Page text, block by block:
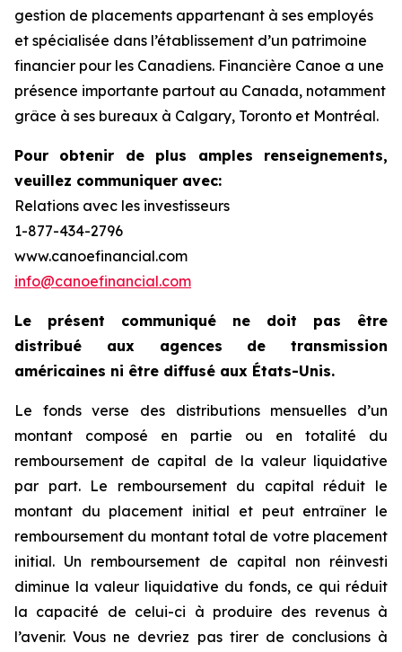
gestion de placements appartenant à ses employés
et spécialisée dans l’établissement d’un patrimoine
financier pour les Canadiens. Financière Canoe a une
présence importante partout au Canada, notamment
grâce à ses bureaux à Calgary, Toronto et Montréal.
Pour obtenir de plus amples renseignements,
veuillez communiquer avec:
Relations avec les investisseurs
1-877-434-2796
www.canoefinancial.com
info@canoefinancial.com
Le présent communiqué ne doit pas être
distribué aux agences de transmission
américaines ni être diffusé aux États-Unis.
Le fonds verse des distributions mensuelles d’un
montant composé en partie ou en totalité du
remboursement de capital de la valeur liquidative
par part. Le remboursement du capital réduit le
montant du placement initial et peut entraîner le
remboursement du montant total de votre placement
initial. Un remboursement de capital non réinvesti
diminue la valeur liquidative du fonds, ce qui réduit
la capacité de celui-ci à produire des revenus à
l’avenir. Vous ne devriez pas tirer de conclusions à